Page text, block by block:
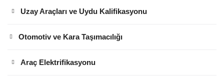
Uzay Araçları ve Uydu Kalifikasyonu
Otomotiv ve Kara Taşımacılığı
Araç Elektrifikasyonu